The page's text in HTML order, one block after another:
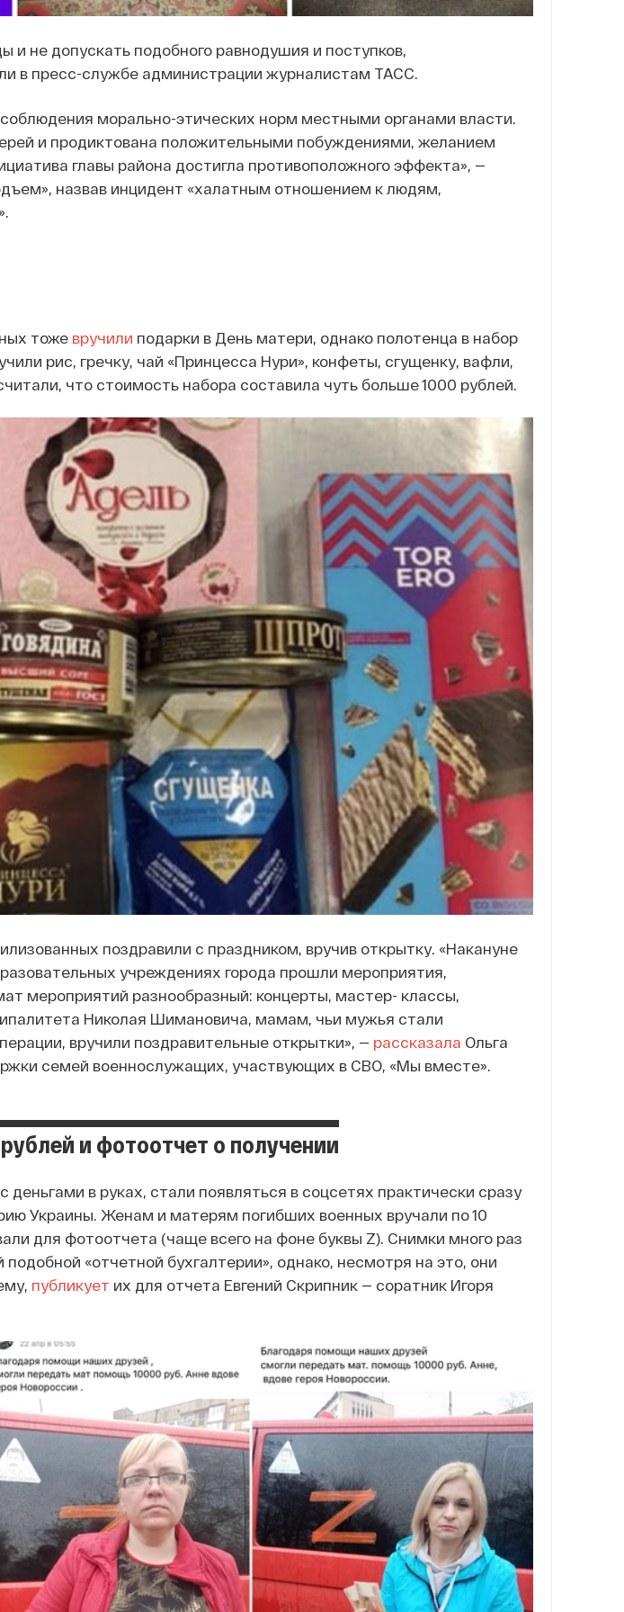
и не допускать подобного равнодушия и поступков,
в пресс-службе администрации журналистам ТАСС.
морально-этических норм местными органами власти.
и продиктована положительными побуждениями, желанием
главы района достигла противоположного эффекта», —
назвав инцидент «халатным отношением к людям,
тоже вручили подарки в День матери, однако полотенца в набор
рис, гречку, чай «Принцесса Нури», конфеты, сгущенку, вафли,
что стоимость набора составила чуть больше 1000 рублей.
поздравили с праздником, вручив открытку. «Накануне
учреждениях города прошли мероприятия,
мероприятий разнообразный: концерты, мастер- классы,
Николая Шимановича, мамам, чьи мужья стали
вручили поздравительные открытки», — рассказала Ольга
семей военнослужащих, участвующих в СВО, «Мы вместе».
и фотоотчет о получении
в руках, стали появляться в соцсетях практически сразу
Украины. Женам и матерям погибших военных вручали по 10
для фотоотчета (чаще всего на фоне буквы Z). Снимки много раз
подобной «отчетной бухгалтерии», однако, несмотря на это, они
публикует их для отчета Евгений Скрипник — соратник Игоря